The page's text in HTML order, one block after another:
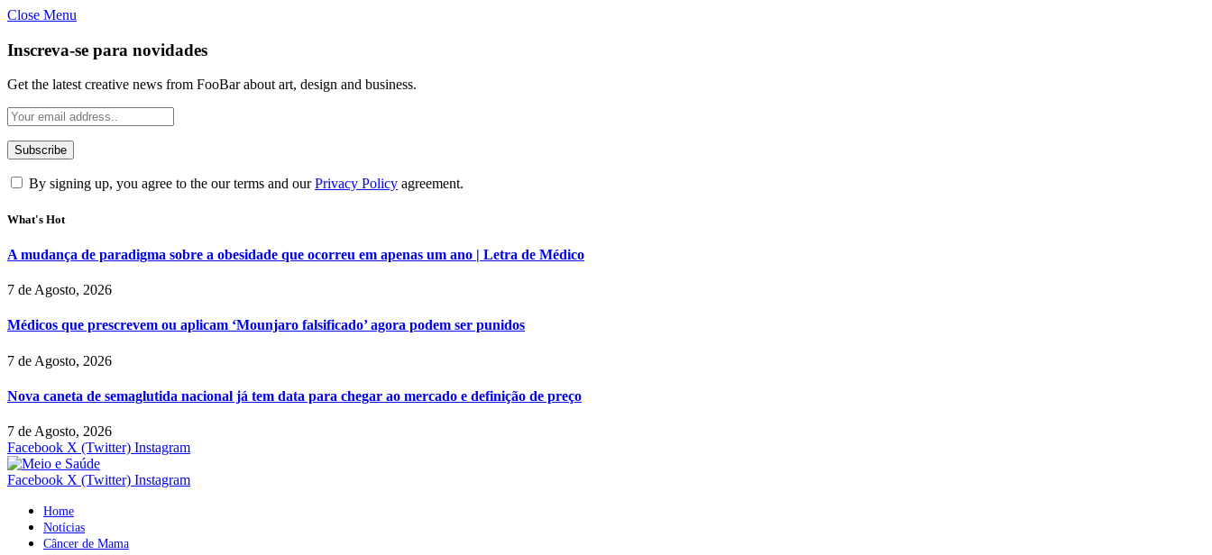
Close Menu
Inscreva-se para novidades
Get the latest creative news from FooBar about art, design and business.
By signing up, you agree to the our terms and ourPrivacy Policy agreement.
What's Hot
A mudança de paradigma sobre a obesidade que ocorreu em apenas um ano | Letra de Médico
7 de Agosto, 2026
Médicos que prescrevem ou aplicam ‘Mounjaro falsificado’ agora podem ser punidos
7 de Agosto, 2026
Nova caneta de semaglutida nacional já tem data para chegar ao mercado e definição de preço
7 de Agosto, 2026
Facebook X (Twitter) Instagram
Facebook X (Twitter) Instagram
Home
Notícias
Câncer de Mama